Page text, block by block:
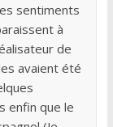
sentiments
à
de
avaient été
enfin que le